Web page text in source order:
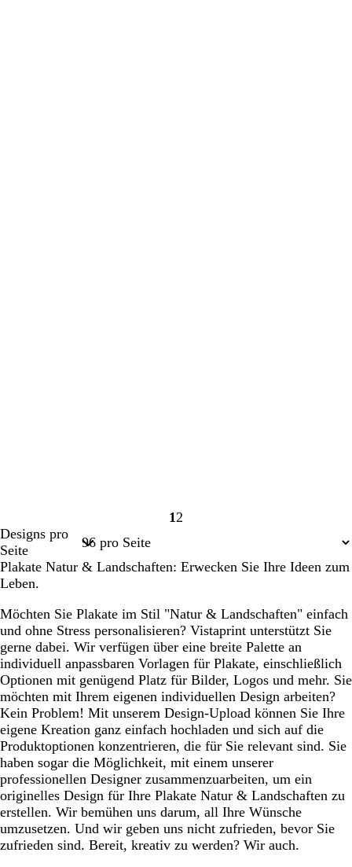
Seite
1 Seite
2
Designs pro
Seite
Plakate Natur & Landschaften: Erwecken Sie Ihre Ideen zum
Leben.
Möchten Sie Plakate im Stil "Natur & Landschaften" einfach
und ohne Stress personalisieren? Vistaprint unterstützt Sie
gerne dabei. Wir verfügen über eine breite Palette an
individuell anpassbaren Vorlagen für Plakate, einschließlich
Optionen mit genügend Platz für Bilder, Logos und mehr. Sie
möchten mit Ihrem eigenen individuellen Design arbeiten?
Kein Problem! Mit unserem Design-Upload können Sie Ihre
eigene Kreation ganz einfach hochladen und sich auf die
Produktoptionen konzentrieren, die für Sie relevant sind. Sie
haben sogar die Möglichkeit, mit einem unserer
professionellen Designer zusammenzuarbeiten, um ein
originelles Design für Ihre Plakate Natur & Landschaften zu
erstellen. Wir bemühen uns darum, all Ihre Wünsche
umzusetzen. Und wir geben uns nicht zufrieden, bevor Sie
zufrieden sind. Bereit, kreativ zu werden? Wir auch.